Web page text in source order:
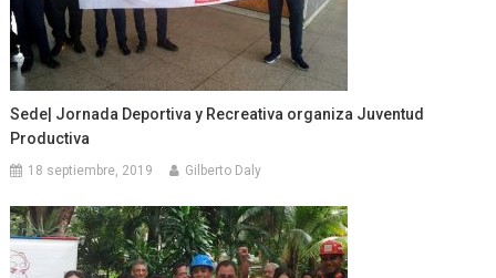
Sede| Jornada Deportiva y Recreativa organiza Juventud
Productiva
18 septiembre, 2019 Gilberto Daly